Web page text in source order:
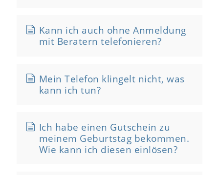
Kann ich auch ohne Anmeldung
mit Beratern telefonieren?
Mein Telefon klingelt nicht, was
kann ich tun?
Ich habe einen Gutschein zu
meinem Geburtstag bekommen.
Wie kann ich diesen einlösen?